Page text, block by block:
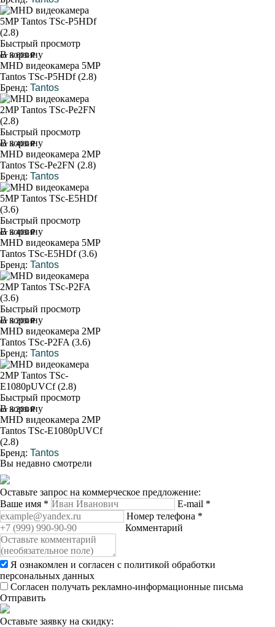
Быстрый просмотр
В корзину
от 3 600 ₽
MHD видеокамера 5MP
Tantos TSc-P5HDf (2.8)
Бренд: Tantos
Быстрый просмотр
В корзину
от 3 400 ₽
MHD видеокамера 2MP
Tantos TSc-Pe2FN (2.8)
Бренд: Tantos
Быстрый просмотр
В корзину
от 3 400 ₽
MHD видеокамера 5MP
Tantos TSc-E5HDf (3.6)
Бренд: Tantos
Быстрый просмотр
В корзину
от 3 200 ₽
MHD видеокамера 2MP
Tantos TSc-P2FA (3.6)
Бренд: Tantos
Быстрый просмотр
В корзину
от 3 200 ₽
MHD видеокамера 2MP
Tantos TSc-E1080pUVCf
(2.8)
Бренд: Tantos
Вы недавно смотрели
Оставьте запрос на коммерческое предложение:
Ваше имя * E-mail *
Номер телефона *
Комментарий
Я ознакомлен и согласен с политикой обработки
персональных данных
Согласен получать рекламно-информационные письма
Отправить
Оставьте заявку на скидку: